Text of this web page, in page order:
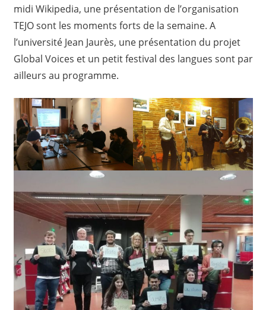
midi Wikipedia, une présentation de l’organisation
TEJO sont les moments forts de la semaine. A
l’université Jean Jaurès, une présentation du projet
Global Voices et un petit festival des langues sont par
ailleurs au programme.